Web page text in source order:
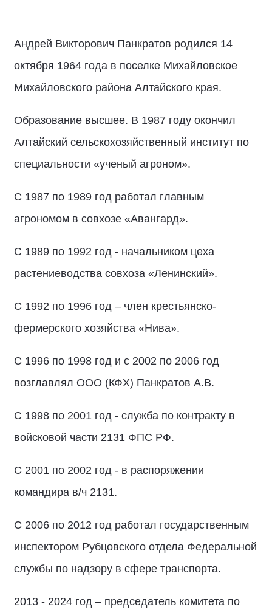
Андрей Викторович Панкратов родился 14
октября 1964 года в поселке Михайловское
Михайловского района Алтайского края.
Образование высшее. В 1987 году окончил
Алтайский сельскохозяйственный институт по
специальности «ученый агроном».
С 1987 по 1989 год работал главным
агрономом в совхозе «Авангард».
С 1989 по 1992 год - начальником цеха
растениеводства совхоза «Ленинский».
С 1992 по 1996 год – член крестьянско-
фермерского хозяйства «Нива».
С 1996 по 1998 год и с 2002 по 2006 год
возглавлял ООО (КФХ) Панкратов А.В.
С 1998 по 2001 год - служба по контракту в
войсковой части 2131 ФПС РФ.
С 2001 по 2002 год - в распоряжении
командира в/ч 2131.
С 2006 по 2012 год работал государственным
инспектором Рубцовского отдела Федеральной
службы по надзору в сфере транспорта.
2013 - 2024 год – председатель комитета по